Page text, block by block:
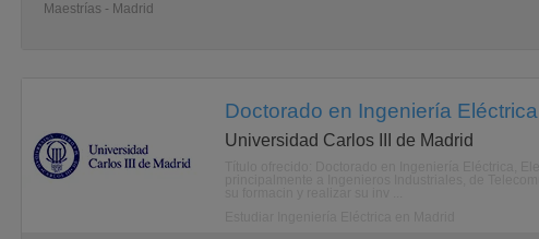
Maestrías - Madrid
Doctorado en Ingeniería
Universidad Carlos III de Madrid